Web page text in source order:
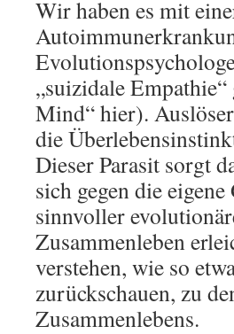
Wir haben es mit
„suizidale
Mind“ hier).
die
Dieser Parasit sorgt
sich gegen die
sinnvoller
Zusammenleben
verstehen, wie so
zurückschauen, zu
Zusammenlebens.